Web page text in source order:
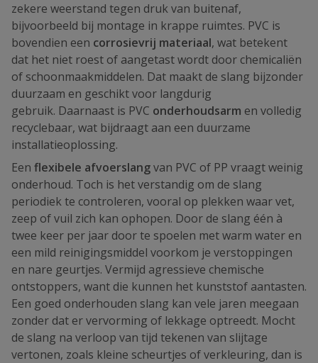
zekere weerstand tegen druk van buitenaf,
bijvoorbeeld bij montage in krappe ruimtes. PVC is
bovendien een corrosievrij materiaal, wat betekent
dat het niet roest of aangetast wordt door chemicaliën
of schoonmaakmiddelen. Dat maakt de slang bijzonder
duurzaam en geschikt voor langdurig
gebruik. Daarnaast is PVC onderhoudsarm en volledig
recyclebaar, wat bijdraagt aan een duurzame
installatieoplossing.
Een flexibele afvoerslangvan PVC of PP vraagt weinig
onderhoud. Toch is het verstandig om de slang
periodiek te controleren, vooral op plekken waar vet,
zeep of vuil zich kan ophopen. Door de slang één à
twee keer per jaar door te spoelen met warm water en
een mild reinigingsmiddel voorkom je verstoppingen
en nare geurtjes. Vermijd agressieve chemische
ontstoppers, want die kunnen het kunststof aantasten.
Een goed onderhouden slang kan vele jaren meegaan
zonder dat er vervorming of lekkage optreedt. Mocht
de slang na verloop van tijd tekenen van slijtage
vertonen, zoals kleine scheurtjes of verkleuring, dan is